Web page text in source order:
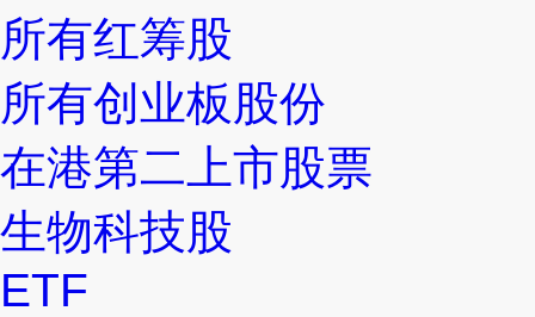
所有红筹股
所有创业板股份
在港第二上市股票
生物科技股
ETF